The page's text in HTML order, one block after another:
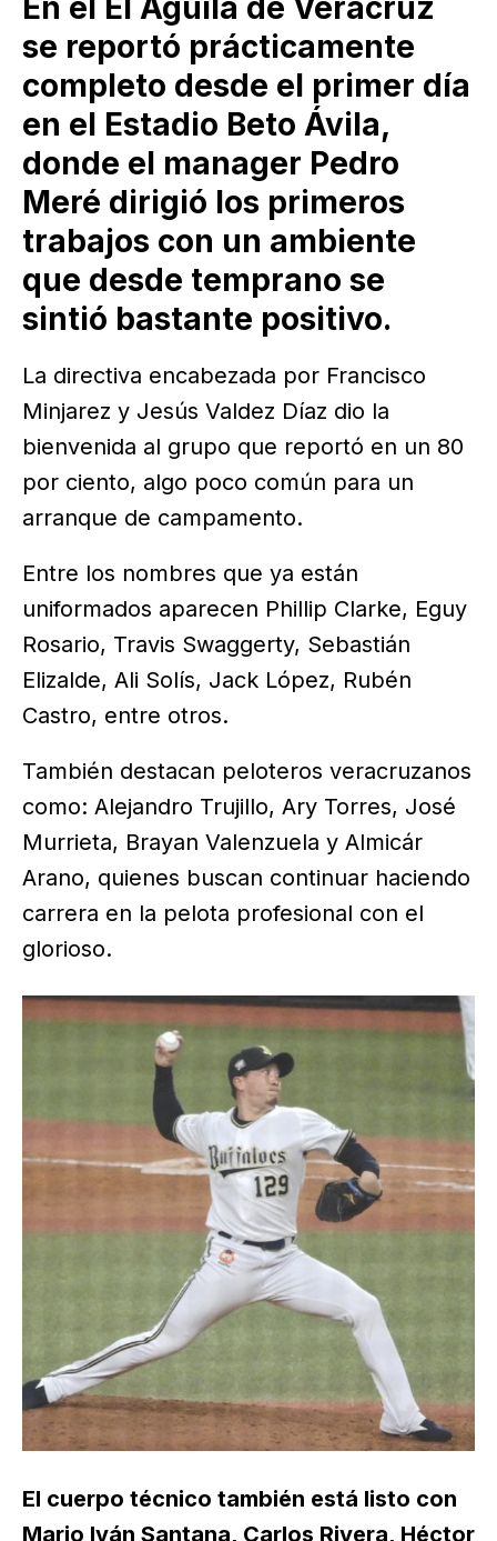
se reportó prácticamente
completo desde el primer día
en el Estadio Beto Ávila,
donde el manager Pedro
Meré dirigió los primeros
trabajos con un ambiente
que desde temprano se
sintió bastante positivo.
La directiva encabezada por Francisco
Minjarez y Jesús Valdez Díaz dio la
bienvenida al grupo que reportó en un 80
por ciento, algo poco común para un
arranque de campamento.
Entre los nombres que ya están
uniformados aparecen Phillip Clarke, Eguy
Rosario, Travis Swaggerty, Sebastián
Elizalde, Ali Solís, Jack López, Rubén
Castro, entre otros.
También destacan peloteros veracruzanos
como: Alejandro Trujillo, Ary Torres, José
Murrieta, Brayan Valenzuela y Almicár
Arano, quienes buscan continuar haciendo
carrera en la pelota profesional con el
glorioso.
El cuerpo técnico también está listo con
Mario Iván Santana, Carlos Rivera, Héctor